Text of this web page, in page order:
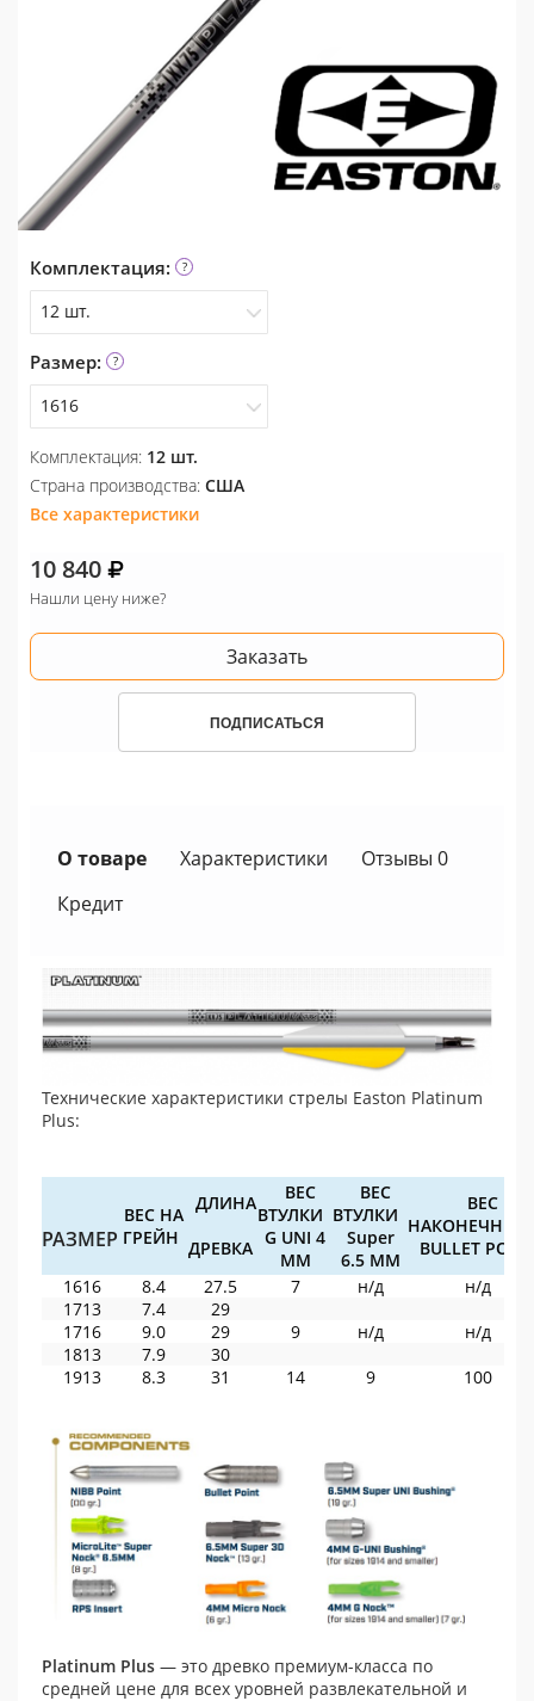
Комплектация:
12 шт.
12 шт.
Размер:
1616
1713
1813
1716
Комплектация: 12 шт.
Страна производства: США
Все характеристики
10 840
Нашли цену ниже?
Заказать
ПОДПИСАТЬСЯ
О товаре Характеристики
Отзывы 0
Кредит
Технические характеристики стрелы Easton Platinum
Plus:
РАЗМЕР
ВЕС НА
ГРЕЙН
ДЛИНА
ДРЕВКА
ВЕС
ВТУЛКИ
G UNI 4
ММ
ВЕС
ВТУЛКИ
Super
6.5 ММ
ВЕС
BULLET
1616
8.4 27.5 7 н/д
н/д
1713
7.4
29
1716
9.0 29 9 н/д
н/д
1813
7.9
30
1913
8.3 31 14 9 100
Platinum Plus — это древко премиум-класса по
средней цене для всех уровней развлекательной и